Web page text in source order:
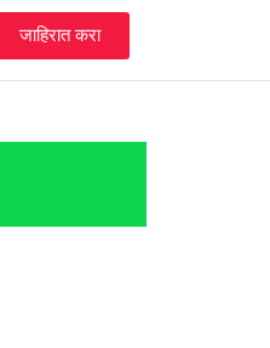
जाहिरात करा